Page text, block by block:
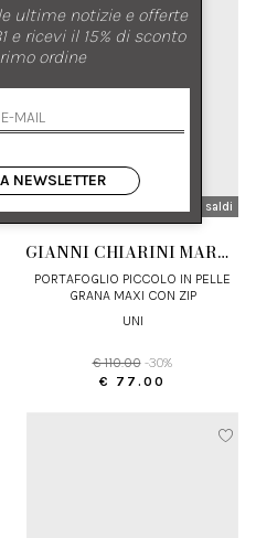
nuovi arrivi
saldi
GIANNI CHIARINI MARCELLA
PORTAFOGLIO PICCOLO IN PELLE
GRANA MAXI CON ZIP
UNI
€ 110.00 -30%
€ 77.00
ultime notizie e offerte
e ricevi il 15% di sconto
ordine
NEWSLETTER